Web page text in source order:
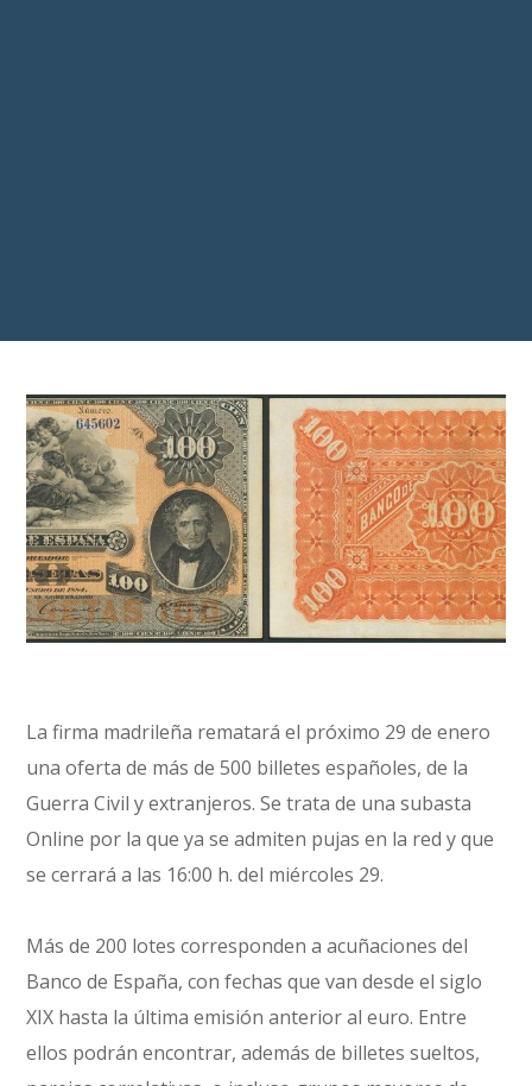
La firma madrileña rematará el próximo 29 de enero
una oferta de más de 500 billetes españoles, de la
Guerra Civil y extranjeros. Se trata de una subasta
Online por la que ya se admiten pujas en la red y que
se cerrará a las 16:00 h. del miércoles 29.
Más de 200 lotes corresponden a acuñaciones del
Banco de España, con fechas que van desde el siglo
XIX hasta la última emisión anterior al euro. Entre
ellos podrán encontrar, además de billetes sueltos,